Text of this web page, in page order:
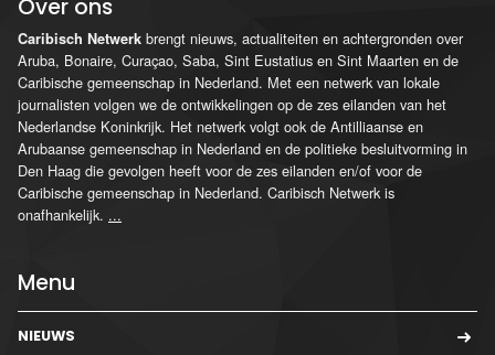
Over ons
Caribisch Netwerk brengt nieuws, actualiteiten en achtergronden over
Aruba, Bonaire, Curaçao, Saba, Sint Eustatius en Sint Maarten en de
Caribische gemeenschap in Nederland. Met een netwerk van lokale
journalisten volgen we de ontwikkelingen op de zes eilanden van het
Nederlandse Koninkrijk. Het netwerk volgt ook de Antilliaanse en
Arubaanse gemeenschap in Nederland en de politieke besluitvorming in
Den Haag die gevolgen heeft voor de zes eilanden en/of voor de
Caribische gemeenschap in Nederland. Caribisch Netwerk is
onafhankelijk. ...
Menu
NIEUWS